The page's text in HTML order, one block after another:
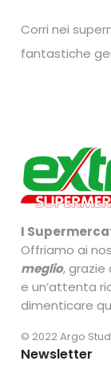
Corri nei
fantastiche
I
Offriamo ai
meglio, grazie
e un’attenta
dimenticare
© 2022 Argo
Newsletter